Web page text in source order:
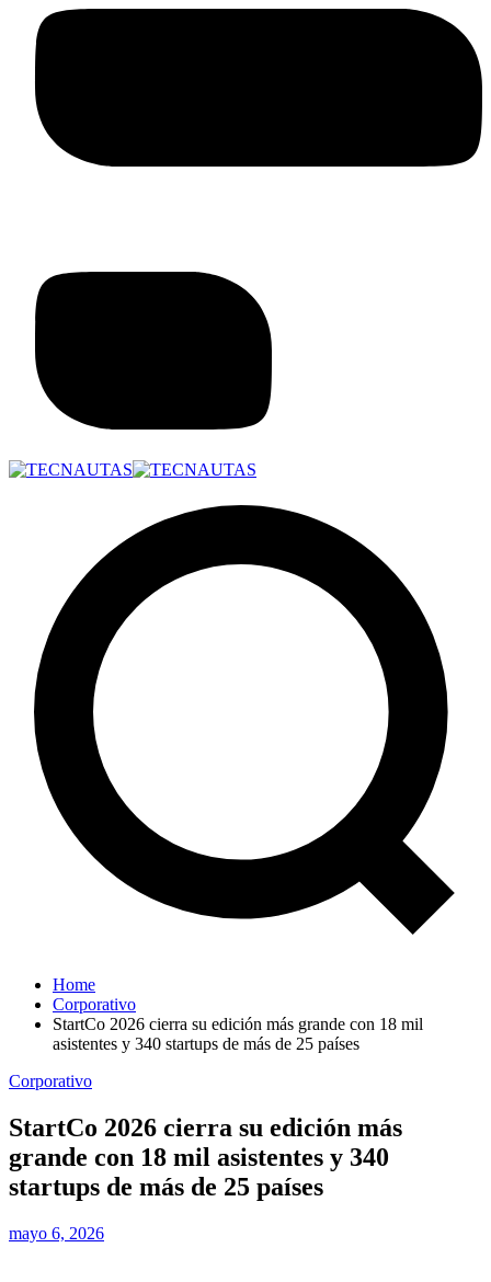
Home
Corporativo
StartCo 2026 cierra su edición más grande con 18 mil
asistentes y 340 startups de más de 25 países
Corporativo
StartCo 2026 cierra su edición más
grande con 18 mil asistentes y 340
startups de más de 25 países
mayo 6, 2026